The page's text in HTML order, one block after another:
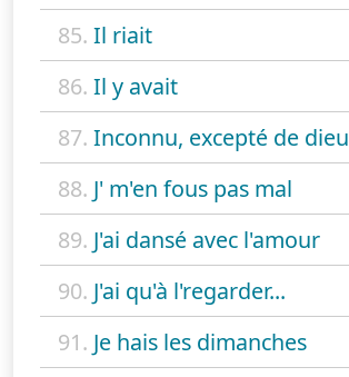
85. Il riait
86. Il y avait
87. Inconnu, excepté de dieu
88. J' m'en fous pas mal
89. J'ai dansé avec l'amour
90. J'ai qu'à l'regarder...
91. Je hais les dimanches